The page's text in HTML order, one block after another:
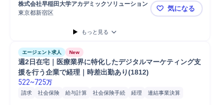
東京都新宿区
早稲田大学
気になる
もっと見る
エージェント求人 New
週2日在宅｜医療業界に特化したデジタルマーケティング支
援を行う企業で経理｜時差出勤あり(1812)
522~725万
請求 社会保険 給与計算 社会保険手続 経理 連結事業決算